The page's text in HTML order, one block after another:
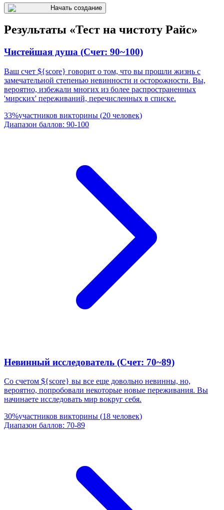
Начать создание
Результаты «Тест на чистоту Райс»
Чистейшая душа (Счет: 90~100)
Ваш счет ${score} говорит о том, что вы прошли жизнь с
замечательной степенью невинности и осторожности. Вы,
вероятно, избежали многих из более распространенных
'мирских' переживаний, перечисленных в списке.
33%участников викторины (20 человек)
Диапазон баллов: 90-100
Невинный исследователь (Счет: 70~89)
Со счетом ${score} вы все еще довольно невинны, но,
вероятно, попробовали некоторые новые переживания. Вы
начинаете исследовать мир вокруг себя.
30%участников викторины (18 человек)
Диапазон баллов: 70-89